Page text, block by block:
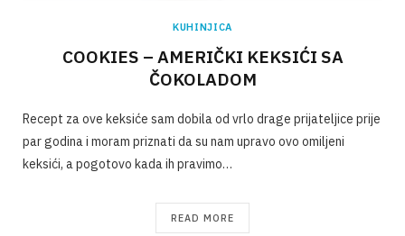
KUHINJICA
COOKIES – AMERIČKI KEKSIĆI SA
ČOKOLADOM
Recept za ove keksiće sam dobila od vrlo drage prijateljice prije
par godina i moram priznati da su nam upravo ovo omiljeni
keksići, a pogotovo kada ih pravimo…
READ MORE